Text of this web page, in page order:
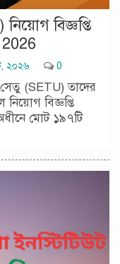
বিজ্ঞপ্তি
২০২৬ 0
সেতু (SETU) তাদের
নিয়োগ বিজ্ঞপ্তি
মোট ১৯৭টি